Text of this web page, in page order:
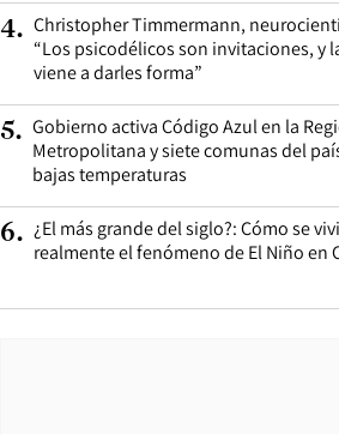
4. Christopher Timmermann,
“Los psicodélicos son invitaciones, y
viene a darles forma”
5. Gobierno activa Código Azul en la
Metropolitana y siete comunas del
bajas temperaturas
6. ¿El más grande del siglo?: Cómo se
realmente el fenómeno de El Niño en